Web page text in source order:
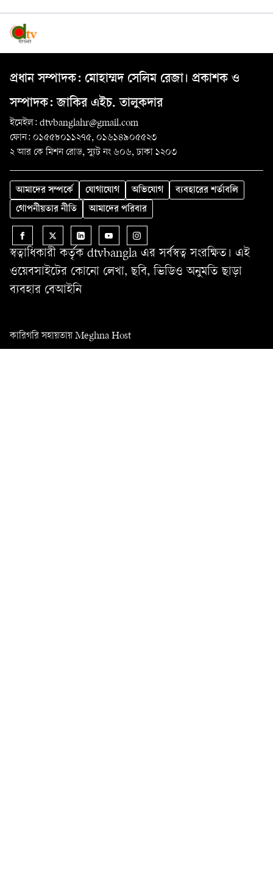
প্রধান সম্পাদক: মোহাম্মদ সেলিম রেজা। প্রকাশক ও
সম্পাদক: জাকির এইচ. তালুকদার
ইমেইল: dtvbanglahr@gmail.com
ফোন: ০১৫৫৮০১১২৭৫, ০১৬১৪৯০৫৫২৩
২ আর কে মিশন রোড, স্যুট নং ৬০৬, ঢাকা ১২০৩
আমাদের সম্পর্কে যোগাযোগ অভিযোগ
ব্যবহারের শর্তাবলি
গোপনীয়তার নীতি
আমাদের পরিবার
স্বত্বাধিকারী কর্তৃক dtvbangla এর সর্বস্বত্ব সংরক্ষিত। এই
ওয়েবসাইটের কোনো লেখা, ছবি, ভিডিও অনুমতি ছাড়া
ব্যবহার বেআইনি
কারিগরি সহায়তায় Meghna Host